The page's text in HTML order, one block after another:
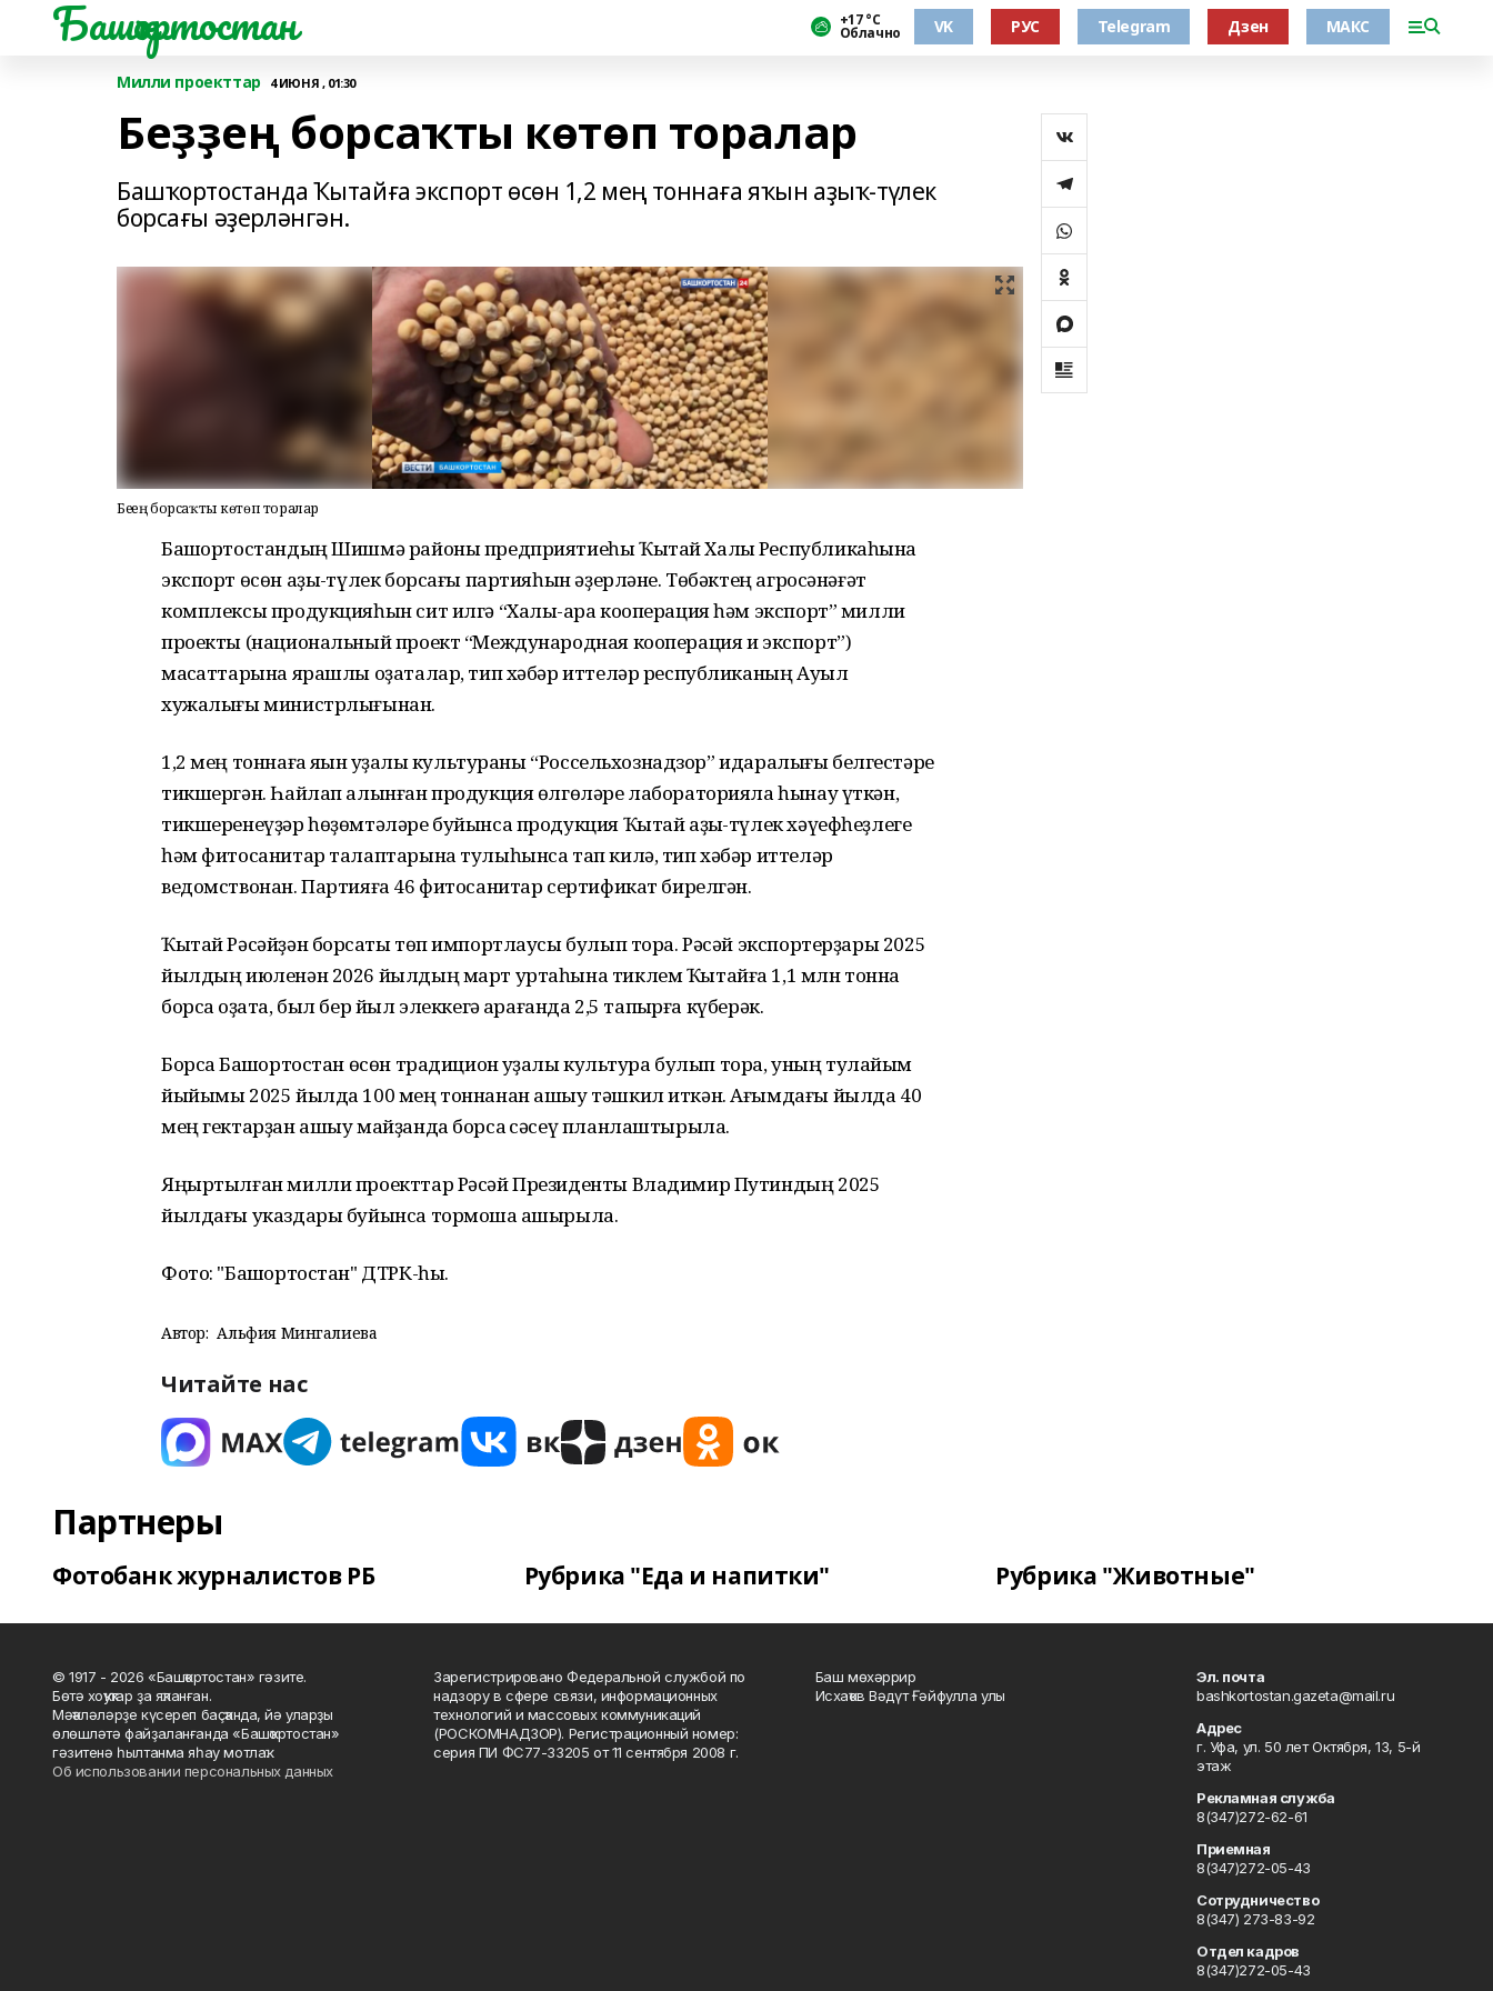
Башҡортостан +17 °С
Облачно VK РУС Telegram Дзен МАКС
Милли проекттар 4 ИЮНЯ , 01:30
Беҙҙең борсаҡты көтөп торалар
Башҡортостанда Ҡытайға экспорт өсөн 1,2 мең тоннаға яҡын аҙыҡ-түлек
борсағы әҙерләнгән.
Беҙҙең борсаҡты көтөп торалар
Башҡортостандың Шишмә районы предприятиеһы Ҡытай Халыҡ Республикаһына
экспорт өсөн аҙыҡ-түлек борсағы партияһын әҙерләне. Төбәктең агросәнәғәт
комплексы продукцияһын сит илгә “Халыҡ-ара кооперация һәм экспорт” милли
проекты (национальный проект “Международная кооперация и экспорт”)
маҡсаттарына ярашлы оҙаталар, тип хәбәр иттеләр республиканың Ауыл
хужалығы министрлығынан.
1,2 мең тоннаға яҡын ҡуҙаҡлы культураны “Россельхознадзор” идаралығы белгестәре
тикшергән. Һайлап алынған продукция өлгөләре лабораторияла һынау үткән,
тикшеренеүҙәр һөҙөмтәләре буйынса продукция Ҡытай аҙыҡ-түлек хәүефһеҙлеге
һәм фитосанитар талаптарына тулыһынса тап килә, тип хәбәр иттеләр
ведомствонан. Партияға 46 фитосанитар сертификат бирелгән.
Ҡытай Рәсәйҙән борсаҡты төп импортлаусы булып тора. Рәсәй экспортерҙары 2025
йылдың июленән 2026 йылдың март уртаһына тиклем Ҡытайға 1,1 млн тонна
борсаҡ оҙата, был бер йыл элеккегә ҡарағанда 2,5 тапҡырға күберәк.
Борсаҡ Башҡортостан өсөн традицион ҡуҙаҡлы культура булып тора, уның тулайым
йыйымы 2025 йылда 100 мең тоннанан ашыу тәшкил иткән. Ағымдағы йылда 40
мең гектарҙан ашыу майҙанда борсаҡ сәсеү планлаштырыла.
Яңыртылған милли проекттар Рәсәй Президенты Владимир Путиндың 2025
йылдағы указдары буйынса тормошҡа ашырыла.
Фото: "Башҡортостан" ДТРК-һы.
Автор: Альфия Мингалиева
Читайте нас
Партнеры
Фотобанк журналистов РБ Рубрика "Еда и напитки" Рубрика "Животные"
© 1917 - 2026 «Башҡортостан» гәзите.
Бөтә хоҡуҡтар ҙа яҡланған.
Мәҡәләләрҙе күсереп баҫҡанда, йә уларҙы
өлөшләтә файҙаланғанда «Башҡортостан»
гәзитенә һылтанма яһау мотлаҡ.
Об использовании персональных данных
Зарегистрировано Федеральной службой по
надзору в сфере связи, информационных
технологий и массовых коммуникаций
(РОСКОМНАДЗОР). Регистрационный номер:
серия ПИ ФС77-33205 от 11 сентября 2008 г.
Баш мөхәррир
Исхаҡов Вәдүт Ғәйфулла улы
Эл. почта
bashkortostan.gazeta@mail.ru
Адрес
г. Уфа, ул. 50 лет Октября, 13, 5-й
этаж
Рекламная служба
8(347)272-62-61
Приемная
8(347)272-05-43
Сотрудничество
8(347) 273-83-92
Отдел кадров
8(347)272-05-43